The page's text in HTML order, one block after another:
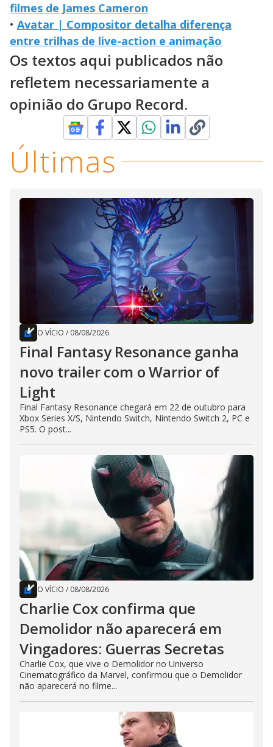
filmes de James Cameron
• Avatar | Compositor detalha diferença
entre trilhas de live-action e animação
Os textos aqui publicados não
refletem necessariamente a
opinião do Grupo Record.
Últimas
O VÍCIO / 08/08/2026
Final Fantasy Resonance ganha
novo trailer com o Warrior of
Light
Final Fantasy Resonance chegará em 22 de outubro para
Xbox Series X/S, Nintendo Switch, Nintendo Switch 2, PC e
PS5. O post...
O VÍCIO / 08/08/2026
Charlie Cox confirma que
Demolidor não aparecerá em
Vingadores: Guerras Secretas
Charlie Cox, que vive o Demolidor no Universo
Cinematográfico da Marvel, confirmou que o Demolidor
não aparecerá no filme...